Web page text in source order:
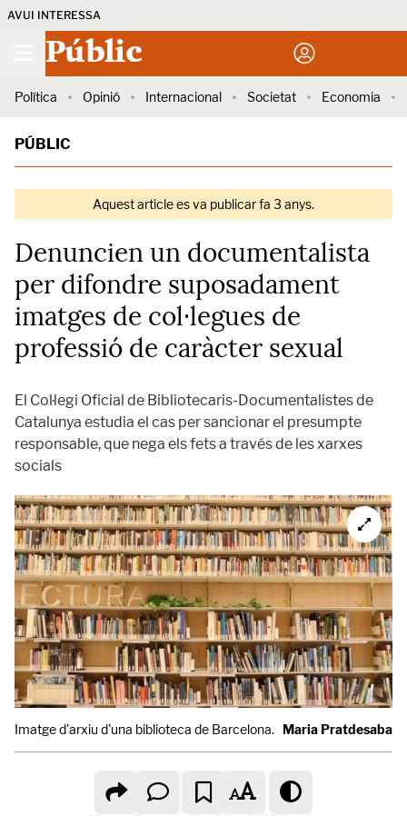
AVUI INTERESSA
Públic
Política Opinió Internacional Societat Economia
PÚBLIC
Aquest article es va publicar fa 3 anys.
Denuncien un documentalista
per difondre suposadament
imatges de col·legues de
professió de caràcter sexual
El Col·legi Oficial de Bibliotecaris-Documentalistes de
Catalunya estudia el cas per sancionar el presumpte
responsable, que nega els fets a través de les xarxes
socials
Imatge d'arxiu d'una biblioteca de Barcelona. Maria Pratdesaba /